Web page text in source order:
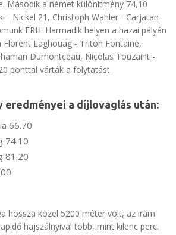
Második a német különítmény 74,10
- Nickel 21, Christoph Wahler - Carjatan
FRH. Harmadik helyen a hazai pályán
Florent Laghouag - Triton Fontaine,
Dumontceau, Nicolas Touzaint -
ponttal várták a folytatást.
eredményei a díjlovaglás után:
66.70
74.10
81.20
hossza közel 5200 méter volt, az iram
hajszálnyival több, mint kilenc perc.